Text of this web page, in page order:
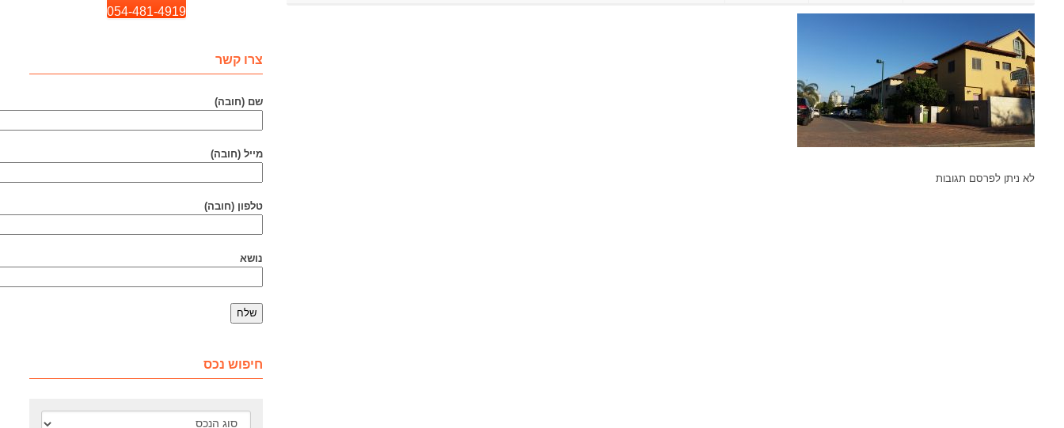
לא ניתן לפרסם תגובות
054-481-4919
צרו קשר
שם (חובה)
מייל (חובה)
טלפון (חובה)
נושא
חיפוש נכס